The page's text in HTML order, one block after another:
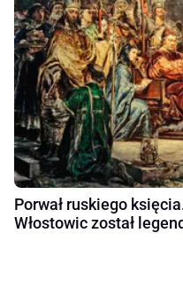
Porwał ruskiego
Włostowic został